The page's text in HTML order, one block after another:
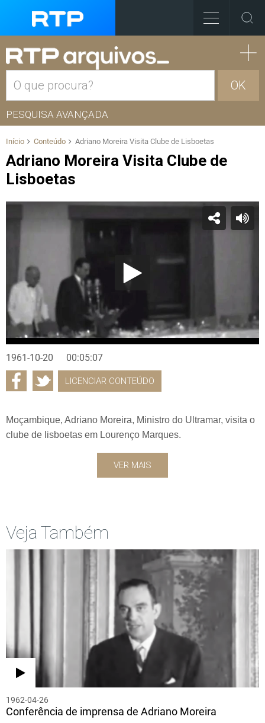
OK
PESQUISA AVANÇADA
Início Conteúdo Adriano Moreira Visita Clube de Lisboetas
Adriano Moreira Visita Clube de
Lisboetas
1961-10-20 00:05:07
LICENCIAR CONTEÚDO
Moçambique, Adriano Moreira, Ministro do Ultramar, visita o
clube de lisboetas em Lourenço Marques.
VER MAIS
Veja Também
1962-04-26
Conferência de imprensa de Adriano Moreira